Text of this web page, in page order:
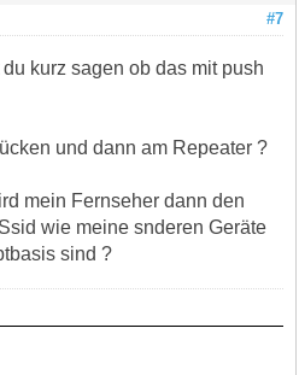
#7
kurz sagen ob das mit push
und dann am Repeater ?
mein Fernseher dann den
wie meine snderen Geräte
sind ?